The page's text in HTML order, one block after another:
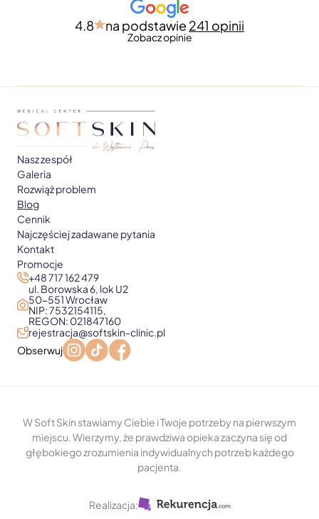
4.8 na podstawie 241 opinii
Zobacz opinie
Nasz zespół
Galeria
Rozwiąż problem
Blog
Cennik
Najczęściej zadawane pytania
Kontakt
Promocje
+48 717 162 479
ul. Borowska 6, lok U2
50-551 Wrocław
NIP: 7532154115,
REGON: 021847160
rejestracja@softskin-clinic.pl
Obserwuj
W Soft Skin stawiamy Ciebie i Twoje potrzeby na pierwszym
miejscu. Wierzymy, że prawdziwa opieka zaczyna się od
głębokiego zrozumienia indywidualnych potrzeb każdego
pacjenta.
Realizacja: